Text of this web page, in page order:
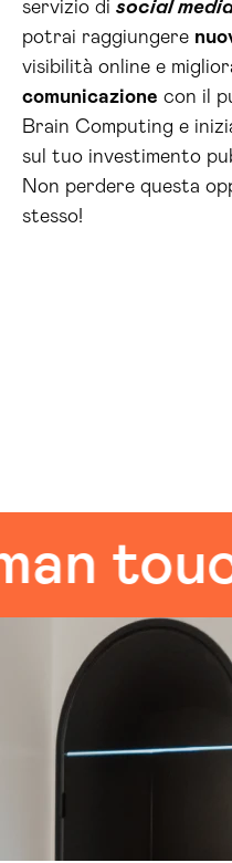
servizio di social
potrai raggiungere
visibilità online e
comunicazione con il
Brain Computing e
sul tuo investimento
Non perdere questa
stesso!
touch